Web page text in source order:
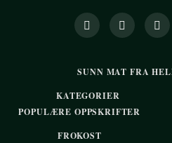
SUNN MAT FRA
KATEGORIER
POPULÆRE OPPSKRIFTER
FROKOST